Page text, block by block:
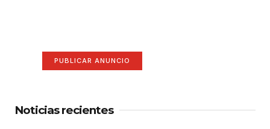
PUBLICAR ANUNCIO
Noticias recientes